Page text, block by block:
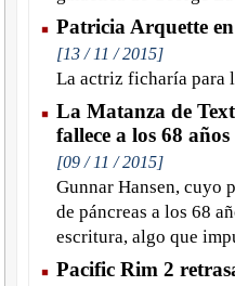
Patricia Arquette
[13 / 11 / 2015]
La actriz ficharía para
La Matanza de
fallece a los 68 años
[09 / 11 / 2015]
Gunnar Hansen, cuyo
de páncreas a los 68
escritura, algo que
Pacific Rim 2